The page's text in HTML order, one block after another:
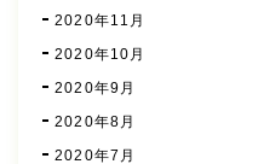
2020年11月
2020年10月
2020年9月
2020年8月
2020年7月